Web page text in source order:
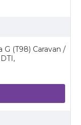
G (T98) Caravan /